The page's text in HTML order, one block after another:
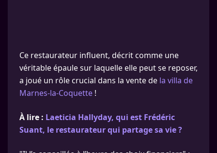
Ce restaurateur influent, décrit comme une
véritable épaule sur laquelle elle peut se reposer,
a joué un rôle crucial dans la vente de la villa de
Marnes-la-Coquette !
À lire : Laeticia Hallyday, qui est Frédéric
Suant, le restaurateur qui partage sa vie ?